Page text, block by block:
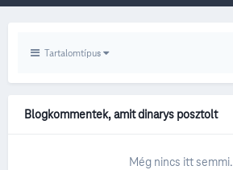
Tartalomtípus
Blogkommentek, amit dinarys posztolt
Még nincs itt semmi.